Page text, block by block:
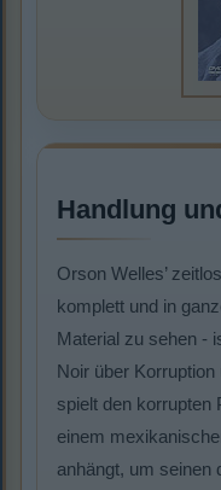
Handlung
Orson Welles’
komplett und in
Material zu sehen -
Noir über
spielt den korrupten
einem
anhängt, um seinen